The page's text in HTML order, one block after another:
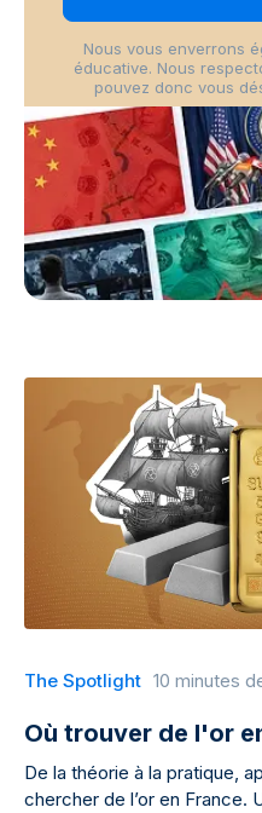
Nous vous enverrons
éducative. Nous
pouvez donc vous
The Spotlight 10 minutes
Où trouver de l'or
De la théorie à la pratique,
chercher de l’or en France.